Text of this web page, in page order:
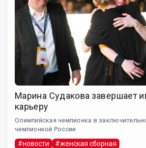
Марина Судакова завершает
карьеру
Олимпийская чемпионка в
чемпионкой России
#новости #женская сборная